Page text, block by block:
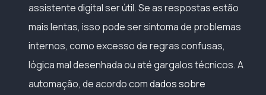
assistente digital ser útil. Se as respostas estão
mais lentas, isso pode ser sintoma de problemas
internos, como excesso de regras confusas,
lógica mal desenhada ou até gargalos técnicos. A
automação, de acordo comdados sobre